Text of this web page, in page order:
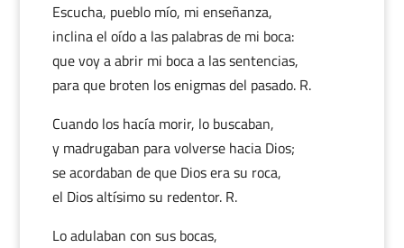
Escucha, pueblo mío, mi enseñanza,
inclina el oído a las palabras de mi boca:
que voy a abrir mi boca a las sentencias,
para que broten los enigmas del pasado. R.
Cuando los hacía morir, lo buscaban,
y madrugaban para volverse hacia Dios;
se acordaban de que Dios era su roca,
el Dios altísimo su redentor. R.
Lo adulaban con sus bocas,